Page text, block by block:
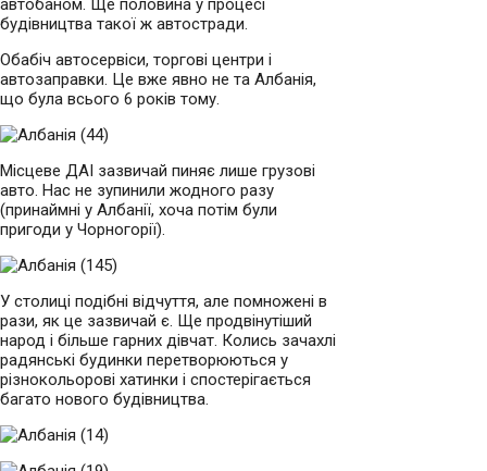
будівництва такої ж автостради.
Обабіч автосервіси, торгові центри і
автозаправки. Це вже явно не та Албанія,
що була всього 6 років тому.
Місцеве ДАІ зазвичай пиняє лише грузові
авто. Нас не зупинили жодного разу
(принаймні у Албанії, хоча потім були
пригоди у Чорногорії).
У столиці подібні відчуття, але помножені в
рази, як це зазвичай є. Ще продвінутіший
народ і більше гарних дівчат. Колись зачахлі
радянські будинки перетворюються у
різнокольорові хатинки і спостерігається
багато нового будівництва.